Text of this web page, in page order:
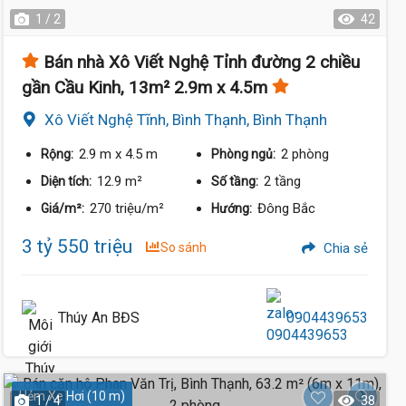
1 / 2 42
Bán nhà Xô Viết Nghệ Tỉnh đường 2 chiều
gần Cầu Kinh, 13m² 2.9m x 4.5m
Xô Viết Nghệ Tĩnh, Bình Thạnh, Bình Thạnh
Rộng: 2.9 m x 4.5 m Phòng ngủ: 2 phòng
Diện tích: 12.9 m² Số tầng: 2 tầng
Giá/m²: 270 triệu/m² Hướng: Đông Bắc
3 tỷ 550 triệu So sánh Chia sẻ
Thúy An BĐS 0904439653
Hẻm Xe Hơi (10 m)
1 / 4 38